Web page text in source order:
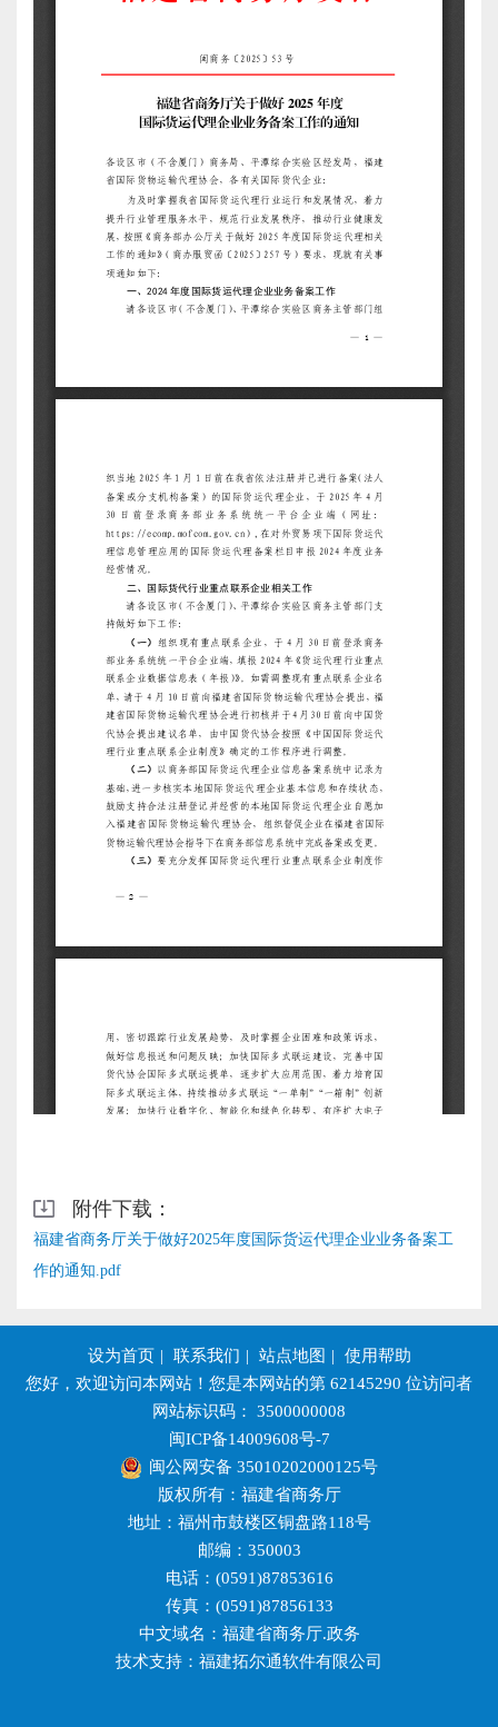
附件下载：
福建省商务厅关于做好2025年度国际货运代理企业业务备案工
作的通知.pdf
设为首页 | 联系我们 | 站点地图 |
使用帮助
您好，欢迎访问本网站！您是本网站的第 62145290 位访问者
网站标识码： 3500000008
闽ICP备14009608号-7
闽公网安备 35010202000125号
版权所有：福建省商务厅
地址：福州市鼓楼区铜盘路118号
邮编：350003
电话：(0591)87853616
传真：(0591)87856133
中文域名：福建省商务厅.政务
技术支持：福建拓尔通软件有限公司